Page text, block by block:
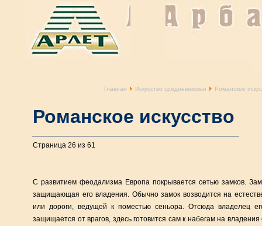
Главная Искусство средневековья Романское
Романское искусство
Страница 26 из 61
С развитием феодализма Европа покрывается сетью замков.
защищающая его владения. Обычно замок возводится на
или дороги, ведущей к поместью сеньора. Отсюда владелец
защищается от врагов, здесь готовится сам к набегам на